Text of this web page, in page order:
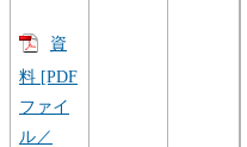
資
料 [PDF
ファイ
ル／